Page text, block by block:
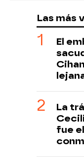
Las más
El
La
fue